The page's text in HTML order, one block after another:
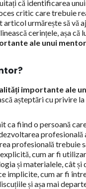
că identificarea
critic care trebuie
urmărește să vă
cerințele, așa că
ale unui mentor
importante ale
așteptări cu privire la
ca fiind o persoană
profesională
profesională trebuie
cum ar fi
și materialele, cât și
implicite, cum ar fi
și așa mai